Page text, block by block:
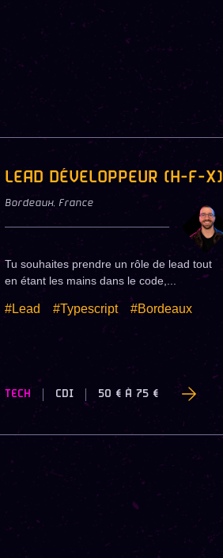
LEAD DÉVELOPPEUR (H-F-X)
Bordeaux, France
Tu souhaites prendre un rôle de lead tout
en étant les mains dans le code,...
#Lead #Typescript #Bordeaux
TECH CDI 50 € À 75 €